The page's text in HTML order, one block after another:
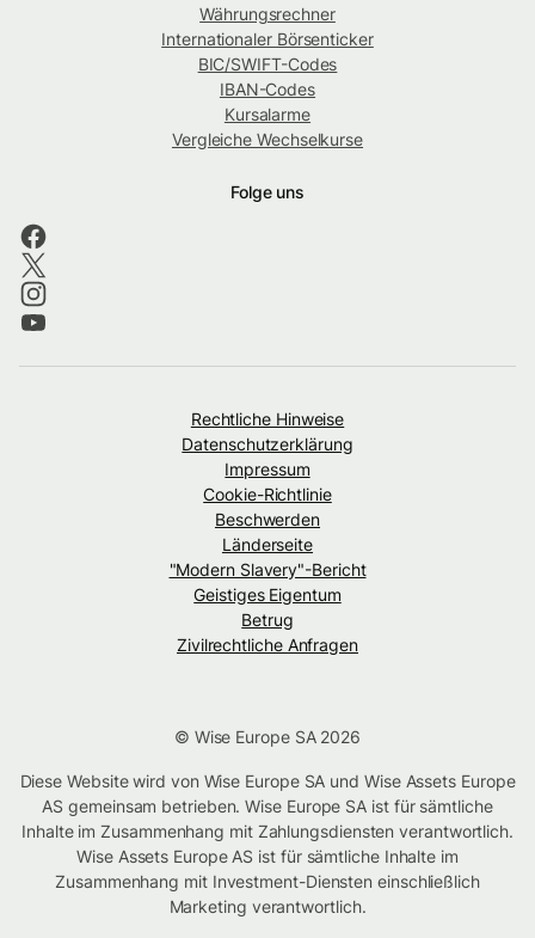
Währungsrechner
Internationaler Börsenticker
BIC/SWIFT-Codes
IBAN-Codes
Kursalarme
Vergleiche Wechselkurse
Folge uns
Rechtliche Hinweise
Datenschutzerklärung
Impressum
Cookie-Richtlinie
Beschwerden
Länderseite
"Modern Slavery"-Bericht
Geistiges Eigentum
Betrug
Zivilrechtliche Anfragen
© Wise Europe SA 2026
Diese Website wird von Wise Europe SA und Wise Assets Europe
AS gemeinsam betrieben. Wise Europe SA ist für sämtliche
Inhalte im Zusammenhang mit Zahlungsdiensten verantwortlich.
Wise Assets Europe AS ist für sämtliche Inhalte im
Zusammenhang mit Investment-Diensten einschließlich
Marketing verantwortlich.